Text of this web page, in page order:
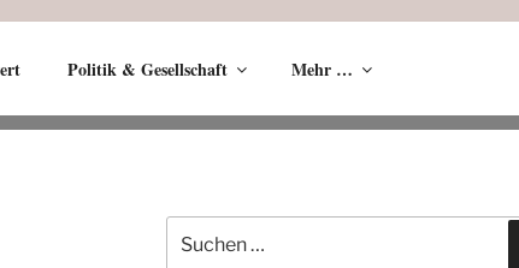
Politik & Gesellschaft Mehr …
Suche
nach: